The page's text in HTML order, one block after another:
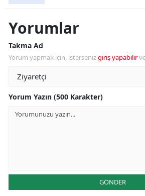
Yorumlar
Takma Ad
Yorum yapmak için, istersenizgiriş yapabilir
Yorum Yazın (500 Karakter)
GÖNDER